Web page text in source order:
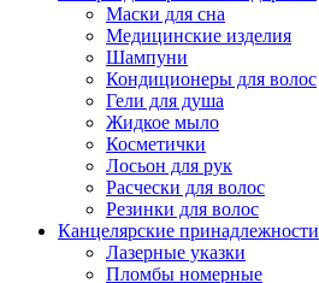
Маски для сна
Медицинские изделия
Шампуни
Кондиционеры для волос
Гели для душа
Жидкое мыло
Косметички
Лосьон для рук
Расчески для волос
Резинки для волос
Канцелярские принадлежности
Лазерные указки
Пломбы номерные